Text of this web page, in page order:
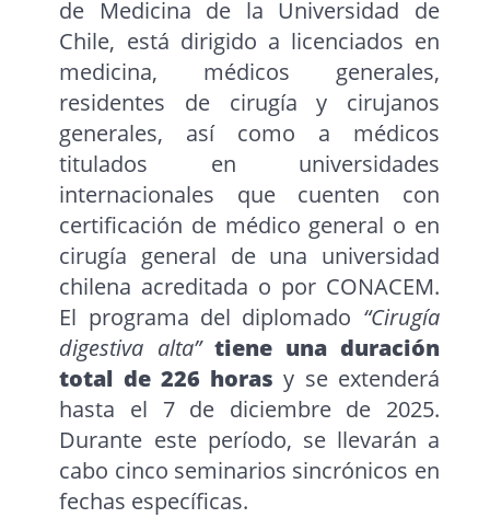
de Medicina de la Universidad de
Chile, está dirigido a licenciados en
medicina, médicos generales,
residentes de cirugía y cirujanos
generales, así como a médicos
titulados en universidades
internacionales que cuenten con
certificación de médico general o en
cirugía general de una universidad
chilena acreditada o por CONACEM.
El programa del diplomado “Cirugía
digestiva alta” tiene una duración
total de 226 horas y se extenderá
hasta el 7 de diciembre de 2025.
Durante este período, se llevarán a
cabo cinco seminarios sincrónicos en
fechas específicas.